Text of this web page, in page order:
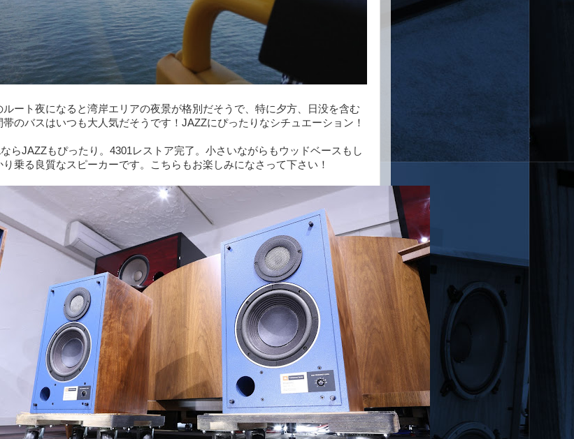
ルート夜になると湾岸エリアの夜景が格別だそうで、特に夕方、日没を含む
帯のバスはいつも大人気だそうです！JAZZにぴったりなシチュエーション！
らJAZZもぴったり。4301レストア完了。小さいながらもウッドベースもし
り乗る良質なスピーカーです。こちらもお楽しみになさって下さい！